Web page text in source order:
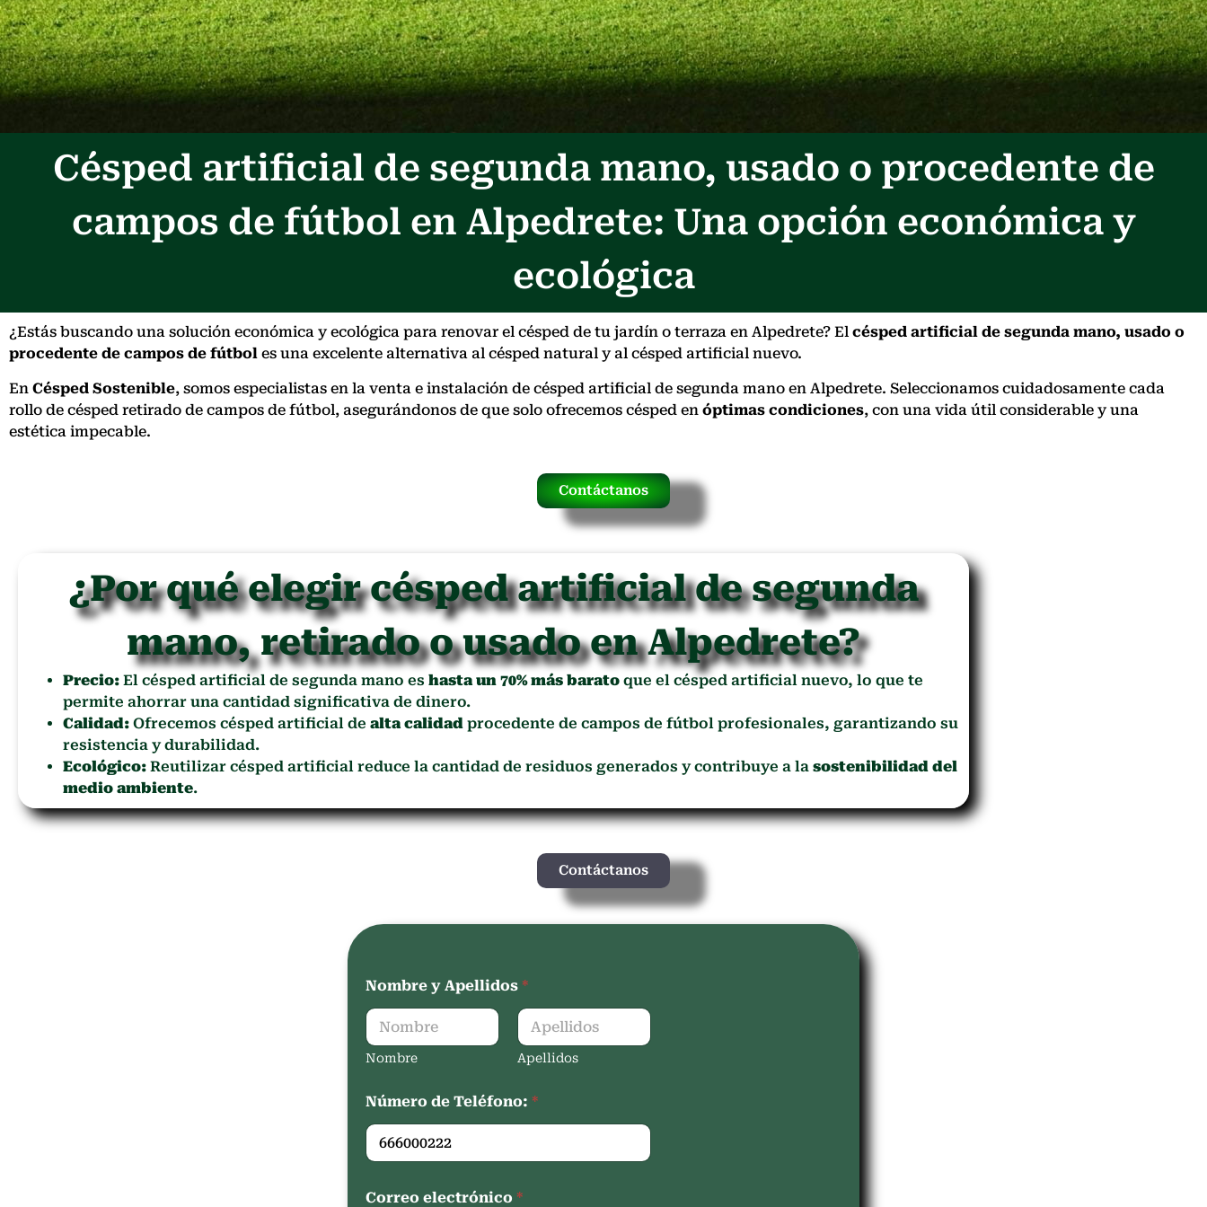
Césped artificial de segunda mano, usado o procedente de
campos de fútbol en Alpedrete: Una opción económica y
ecológica
¿Estás buscando una solución económica y ecológica para renovar el césped de tu jardín o terraza en Alpedrete? El césped artificial de segunda mano, usado o
procedente de campos de fútbol es una excelente alternativa al césped natural y al césped artificial nuevo.
En Césped Sostenible, somos especialistas en la venta e instalación de césped artificial de segunda mano en Alpedrete. Seleccionamos cuidadosamente cada
rollo de césped retirado de campos de fútbol, asegurándonos de que solo ofrecemos césped en óptimas condiciones, con una vida útil considerable y una
estética impecable.
Contáctanos
¿Por qué elegir césped artificial de segunda
mano, retirado o usado en Alpedrete?
Precio: El césped artificial de segunda mano es hasta un 70% más barato que el césped artificial nuevo, lo que te
permite ahorrar una cantidad significativa de dinero.
Calidad: Ofrecemos césped artificial de alta calidad procedente de campos de fútbol profesionales, garantizando su
resistencia y durabilidad.
Ecológico: Reutilizar césped artificial reduce la cantidad de residuos generados y contribuye a la sostenibilidad del
medio ambiente.
Contáctanos
Nombre y Apellidos *
Nombre Apellidos
Número de Teléfono: *
Correo electrónico *